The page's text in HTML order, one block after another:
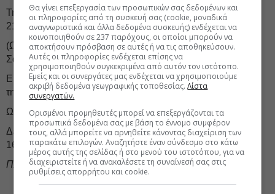
Τηλέφωνο για πληροφορίες σχετικά με την Ανάρτηση: +30
210 6505600
(Ωράριο εξυπηρέτησης καθημερινά 08:00 – 21:00 και
Σάββατο, Κυριακή 08:00 – 15:00)
Ερωτήματα σχετικά με την Ανάρτηση, μέσω
της
ηλεκτρονικής διεύθυνσης
Ωράριο λειτουργίας Γραφείου Κτηματογράφησης:
Δευτέρα – Τρίτη – Τετάρτη - Πέμπτη - Παρασκευή: 08:00–
16:00
Πληροφορίες και στονιστότοπο.
#Ψηφιακή υπηρεσία #Ψηφιακός μετασχηματισμός
Θα γίνει επεξεργασία των προσωπικών σας δεδομένων και
οι πληροφορίες από τη συσκευή σας (cookie, μοναδικά
αναγνωριστικά και άλλα δεδομένα συσκευής) ενδέχεται να
κοινοποιηθούν σε 237 παρόχους, οι οποίοι μπορούν να
αποκτήσουν πρόσβαση σε αυτές ή να τις αποθηκεύσουν.
Αυτές οι πληροφορίες ενδέχεται επίσης να
χρησιμοποιηθούν συγκεκριμένα από αυτόν τον ιστότοπο.
Εμείς και οι συνεργάτες μας ενδέχεται να χρησιμοποιούμε
ακριβή δεδομένα γεωγραφικής τοποθεσίας.Λίστα
συνεργατών.
Ορισμένοι προμηθευτές μπορεί να επεξεργάζονται τα
προσωπικά δεδομένα σας με βάση το έννομο συμφέρον
τους, αλλά μπορείτε να αρνηθείτε κάνοντας διαχείριση των
παρακάτω επιλογών. Αναζητήστε έναν σύνδεσμο στο κάτω
μέρος αυτής της σελίδας ή στο μενού του ιστοτόπου, για να
διαχειριστείτε ή να ανακαλέσετε τη συναίνεσή σας στις
ρυθμίσεις απορρήτου και cookie.